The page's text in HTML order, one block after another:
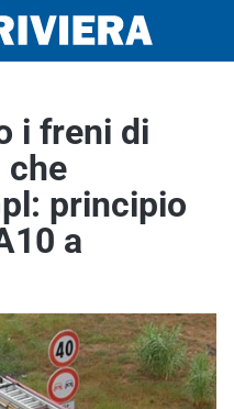
i freni di
che
principio
a